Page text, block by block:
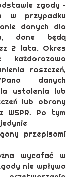
zgody –
w przypadku
danych dla
dane będą
2 lata. Okres
każdorazowo
roszczeń,
danych
ustalenia lub
lub obrony
WSPR. Po tym
przepisami
wycofać w
nie wpływa